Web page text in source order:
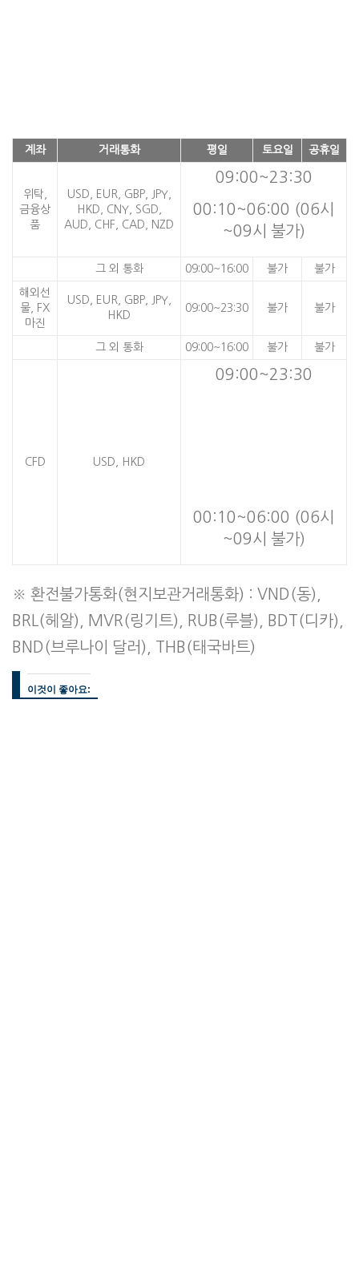
계좌 거래통화 평일 토요일 공휴일
위탁,
금융상
품
USD, EUR, GBP, JPY,
HKD, CNY, SGD,
AUD, CHF, CAD, NZD
09:00~23:30
00:10~06:00 (06시
~09시 불가)
그 외 통화 09:00~16:00 불가 불가
해외선
물, FX
마진
USD, EUR, GBP, JPY,
HKD
09:00~23:30 불가 불가
그 외 통화 09:00~16:00 불가 불가
CFD USD, HKD
09:00~23:30
00:10~06:00 (06시
~09시 불가)
※ 환전불가통화(현지보관거래통화) : VND(동),
BRL(헤알), MVR(링기트), RUB(루블), BDT(디카),
BND(브루나이 달러), THB(태국바트)
이것이 좋아요: